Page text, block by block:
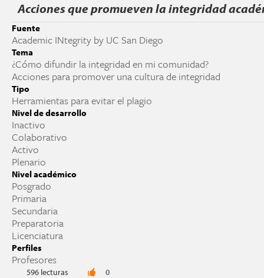
Acciones que promueven la integridad
Fuente
Academic INtegrity by UC San Diego
Tema
¿Cómo difundir la integridad en mi comunidad?
Acciones para promover una cultura de integridad
Tipo
Herramientas para evitar el plagio
Nivel de desarrollo
Inactivo
Colaborativo
Activo
Plenario
Nivel académico
Posgrado
Primaria
Secundaria
Preparatoria
Licenciatura
Perfiles
Profesores
596 lecturas 0